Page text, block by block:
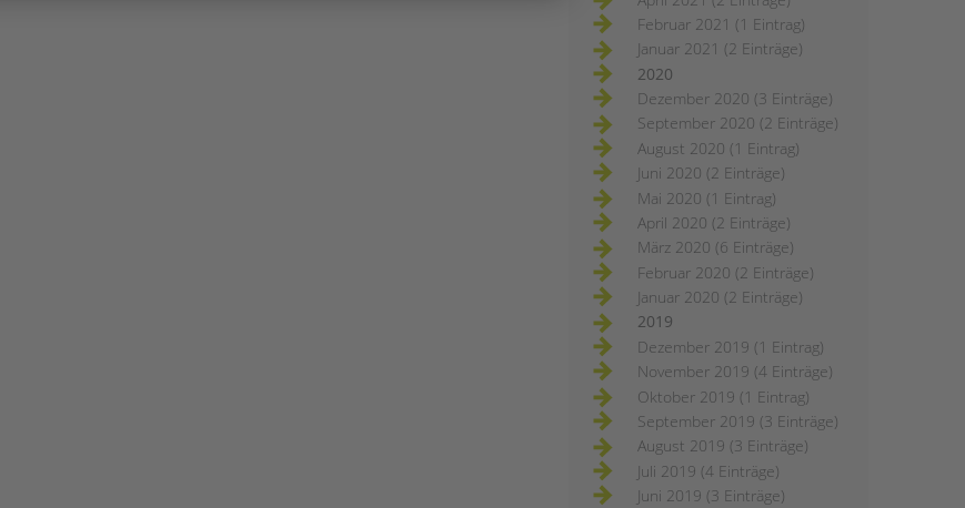
Februar 2021 (1 Eintrag)
Januar 2021 (2 Einträge)
2020
Dezember 2020 (3 Einträge)
September 2020 (2 Einträge)
August 2020 (1 Eintrag)
Juni 2020 (2 Einträge)
Mai 2020 (1 Eintrag)
April 2020 (2 Einträge)
März 2020 (6 Einträge)
Februar 2020 (2 Einträge)
Januar 2020 (2 Einträge)
2019
Dezember 2019 (1 Eintrag)
November 2019 (4 Einträge)
Oktober 2019 (1 Eintrag)
September 2019 (3 Einträge)
August 2019 (3 Einträge)
Juli 2019 (4 Einträge)
Juni 2019 (3 Einträge)